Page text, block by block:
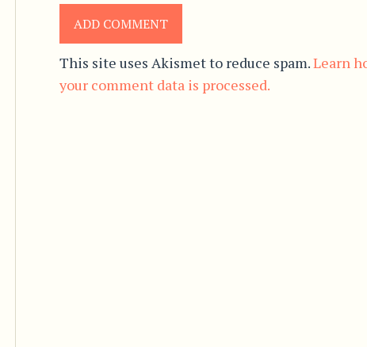
This site uses Akismet to reduce spam.Learn
your comment data is processed.